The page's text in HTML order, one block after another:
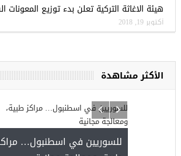
هيئة الاغاثة التركية تعلن بدء توزيع المعونات
أكتوبر 19, 2018
الأكثر مشاهدة
للسوريين في اسطنبول…